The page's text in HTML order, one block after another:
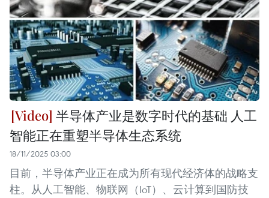
半导体产业是数字时代的基础 人工
智能正在重塑半导体生态系统
18/11/2025 03:00
目前，半导体产业正在成为所有现代经济体的战略支
柱。从人工智能、物联网（IoT）、云计算到国防技